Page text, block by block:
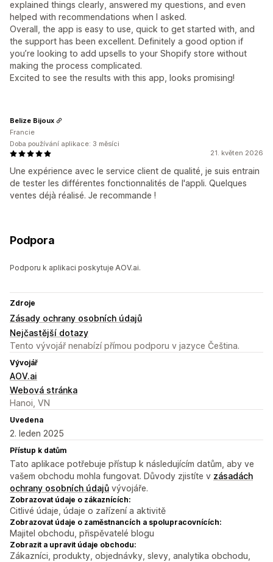
explained things clearly, answered my questions, and even
helped with recommendations when I asked.
Overall, the app is easy to use, quick to get started with, and
the support has been excellent. Definitely a good option if
you’re looking to add upsells to your Shopify store without
making the process complicated.
Excited to see the results with this app, looks promising!
21. květen 2026
Une expérience avec le service client de qualité, je suis entrain
de tester les différentes fonctionnalités de l'appli. Quelques
ventes déjà réalisé. Je recommande !
Belize Bijoux
Francie
Doba používání aplikace: 3 měsíci
Podpora
Podporu k aplikaci poskytuje AOV.ai.
Zdroje
Zásady ochrany osobních údajů
Nejčastější dotazy
Tento vývojář nenabízí přímou podporu v jazyce Čeština.
Vývojář
AOV.ai
Webová stránka
Hanoi, VN
Uvedena
2. leden 2025
Přístup k datům
Tato aplikace potřebuje přístup k následujícím datům, aby ve
vašem obchodu mohla fungovat. Důvody zjistíte v zásadách
ochrany osobních údajů vývojáře.
Zobrazovat údaje o zákaznících:
Citlivé údaje, údaje o zařízení a aktivitě
Zobrazovat údaje o zaměstnancích a spolupracovnících:
Majitel obchodu, přispěvatelé blogu
Zobrazit a upravit údaje obchodu:
Zákazníci, produkty, objednávky, slevy, analytika obchodu,